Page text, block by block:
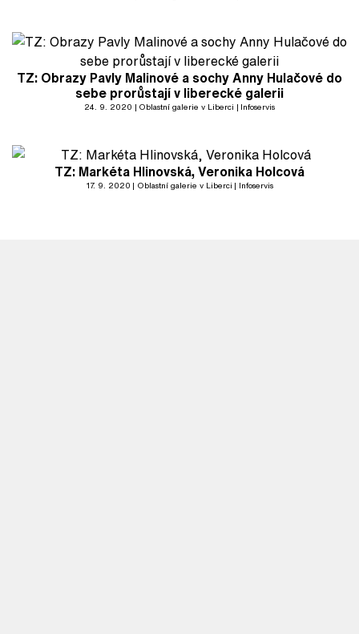
TZ: Obrazy Pavly Malinové a sochy Anny Hulačové do
sebe prorůstají v liberecké galerii
24. 9. 2020 Oblastní galerie v Liberci Infoservis
TZ: Markéta Hlinovská, Veronika Holcová
17. 9. 2020 Oblastní galerie v Liberci Infoservis